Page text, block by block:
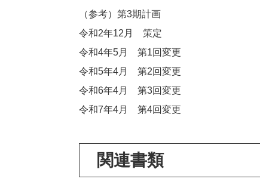
（参考）第3期計画
令和2年12月 策定
令和4年5月 第1回変更
令和5年4月 第2回変更
令和6年4月 第3回変更
令和7年4月 第4回変更
関連書類